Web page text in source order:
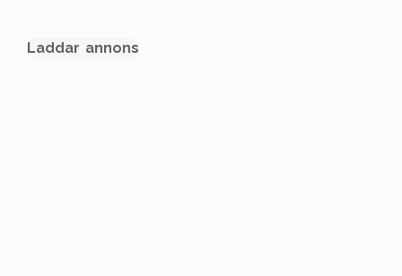
Laddar annons